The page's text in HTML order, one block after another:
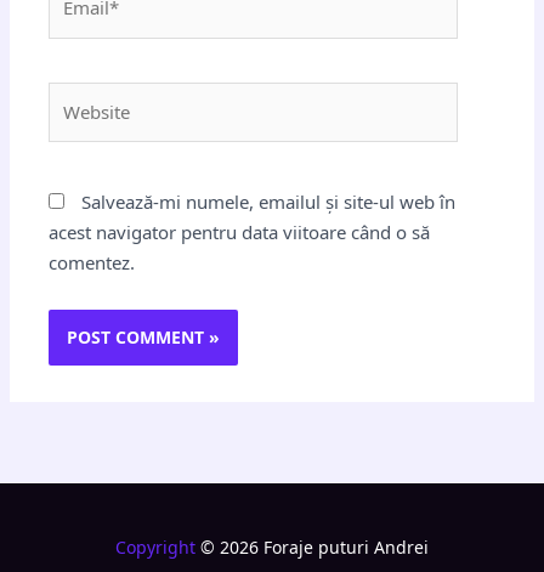
Salvează-mi numele, emailul și site-ul web în
acest navigator pentru data viitoare când o să
comentez.
Copyright © 2026 Foraje puturi Andrei